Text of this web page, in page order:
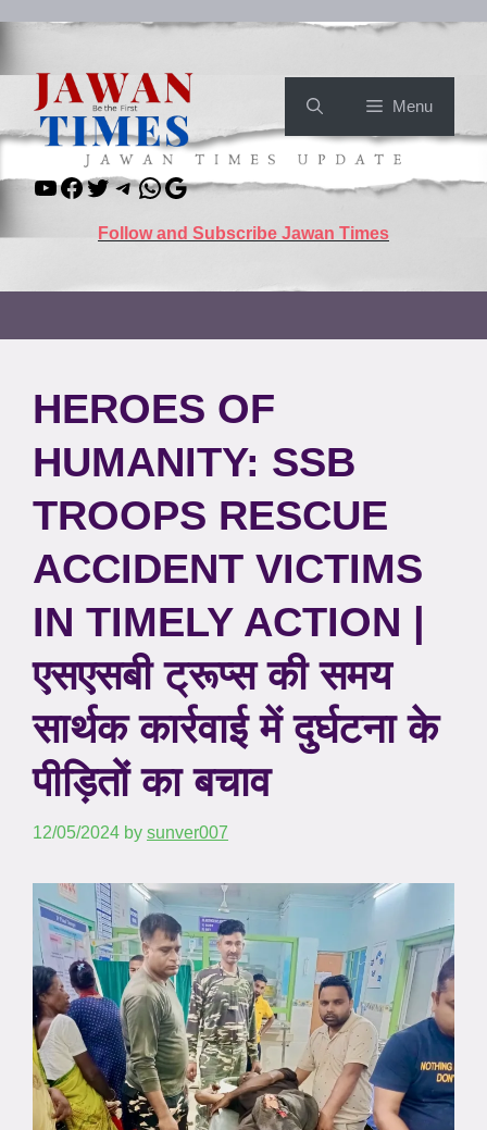
content
Menu
YouTube
Facebook
TwitterTelegram
WhatsApp
Google
Follow and Subscribe Jawan Times
HEROES OF
HUMANITY: SSB
TROOPS RESCUE
ACCIDENT VICTIMS
IN TIMELY ACTION |
एसएसबी ट्रूप्स की समय
सार्थक कार्रवाई में दुर्घटना के
पीड़ितों का बचाव
12/05/2024 by sunver007